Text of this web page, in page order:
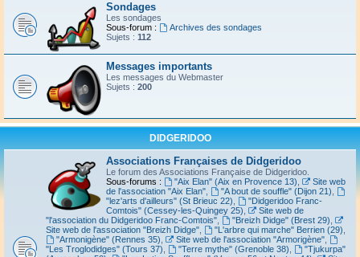
Sondages
Les sondages
Sous-forum :
Archives des sondages
Sujets : 112
Messages importants
Les messages du Webmaster
Sujets : 200
DIDGERIDOO
Associations Françaises de Didgeridoo
Le forum des Associations Française de Didgeridoo.
Sous-forums :
"Aix Elan" (Aix en Provence 13)
Site web
de l'association "Aix Elan"
"A bout de souffle" (Dijon 21)
"lez'arts d'ailleurs" (St Brieuc 22)
"Didgeridoo Franc-
Comtois" (Cessey-les-Quingey 25)
Site web de
"l'association du Didgeridoo Franc-Comtois"
"Breizh Didge" (Brest 29)
Site web de l'association "Breizh Didge"
"L'arbre qui marche" Berrien (29)
"Armonigène" (Rennes 35)
Site web de l'association "Armorigène",
"Les Troglodidges" (Tours 37)
"Terre mythe" (Grenoble 38)
"Tjukurpa"